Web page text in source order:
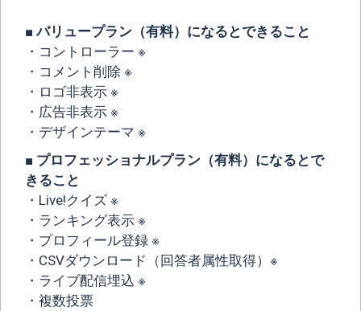
■ バリュープラン（有料）になるとできること
・コントローラー ※
・コメント削除 ※
・ロゴ非表示 ※
・広告非表示 ※
・デザインテーマ ※
■ プロフェッショナルプラン（有料）になるとで
きること
・Live!クイズ ※
・ランキング表示 ※
・プロフィール登録 ※
・CSVダウンロード（回答者属性取得）※
・ライブ配信埋込 ※
・複数投票